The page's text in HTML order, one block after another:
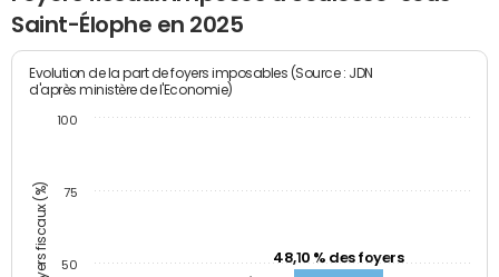
Saint-Élophe en 2025
Evolution de la part de foyers imposables (Source : JDN
d'après ministère de l'Economie)
48,10 % des foyers
50
75
100